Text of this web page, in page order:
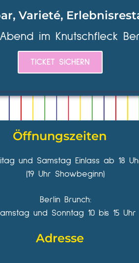
Varieté,
im Knutschfleck
TICKET SICHERN
Öffnungszeiten
und Samstag Einlass ab 18
(19 Uhr Showbeginn)
Berlin Brunch:
und Sonntag 10 bis 15 Uhr
Adresse